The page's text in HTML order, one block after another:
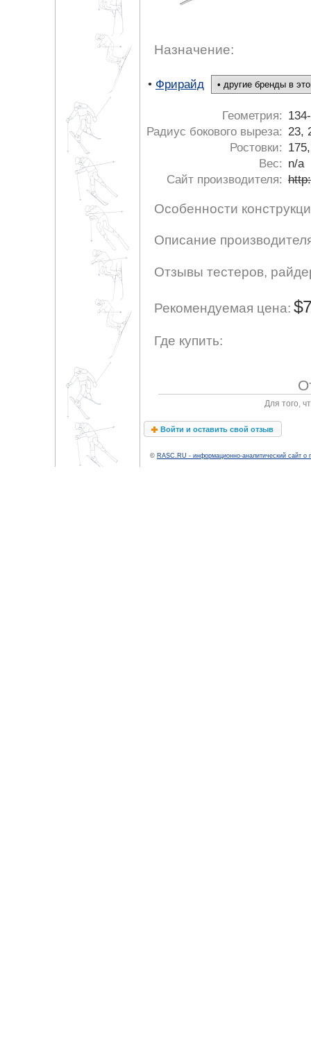
Назначение:
• Фрирайд
Геометрия:
Радиус бокового выреза:
23,
Ростовки:
Вес:
n/a
Сайт производителя:
Особенности
Описание
Отзывы тестеров,
Рекомендуемая цена:
Где купить:
Для того,
Войти и оставить свой отзыв
© RASC.RU - информационно-аналитический сайт о